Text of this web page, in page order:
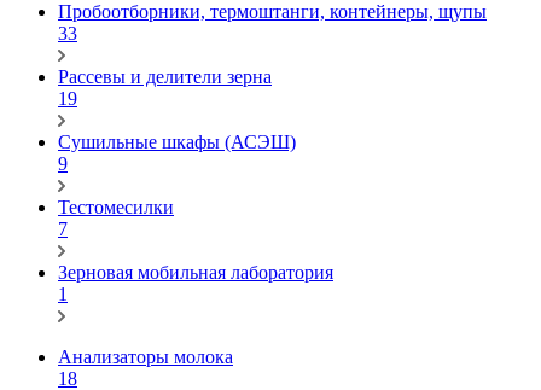
Пробоотборники, термоштанги, контейнеры, щупы
33
Рассевы и делители зерна
19
Сушильные шкафы (АСЭШ)
9
Тестомесилки
7
Зерновая мобильная лаборатория
1
Анализаторы молока
18